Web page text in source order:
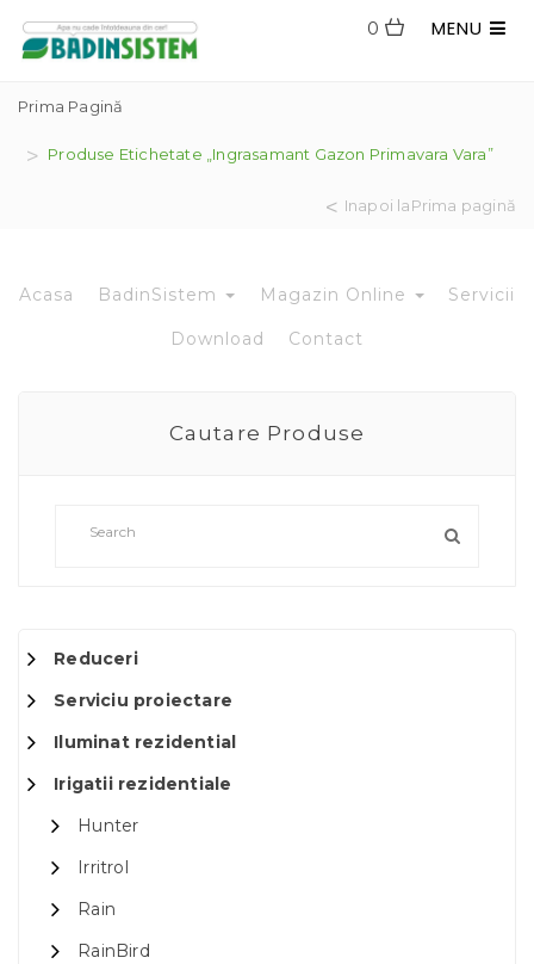
MENU
0
Prima Pagină
Produse Etichetate „ingrasamant Gazon Primavara Vara”
Inapoi laPrima pagină
Acasa BadinSistem Magazin Online Servicii
Download Contact
Cautare Produse
Reduceri
Serviciu proiectare
Iluminat rezidential
Irigatii rezidentiale
Hunter
Irritrol
Rain
RainBird